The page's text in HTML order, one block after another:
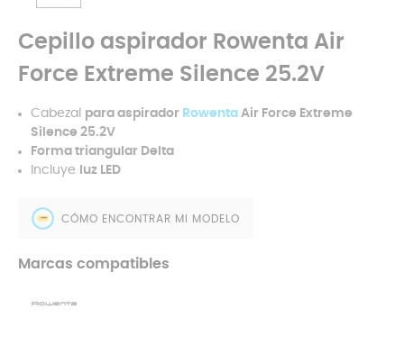
Cepillo aspirador Rowenta Air
Force Extreme Silence 25.2V
Cabezal para aspirador Rowenta Air Force Extreme
Silence 25.2V
Forma triangular Delta
Incluye
luz LED
CÓMO ENCONTRAR MI MODELO
Marcas compatibles